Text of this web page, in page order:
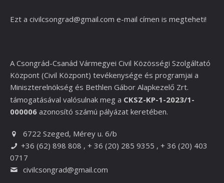
Ezt a civilcsongrad@gmail.com e-mail címen is megteheti!
A Csongrád-Csanád Vármegyei Civil Közösségi Szolgáltató
Központ (Civil Központ) tevékenysége és programjai a
Miniszterelnökség és Bethlen Gábor Alapkezelő Zrt.
támogatásával valósulnak meg a CKSZ-KP-1-2023/1-
000006 azonosító számú pályázat keretében.
6722 Szeged, Mérey u. 6/b
+36 (62) 898 808 , + 36 (20) 285 9355 , + 36 (20) 403
0717
civilcsongrad@gmail.com